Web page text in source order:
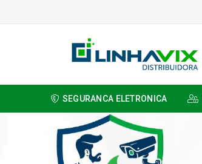
SEGURANCA ELETRONICA